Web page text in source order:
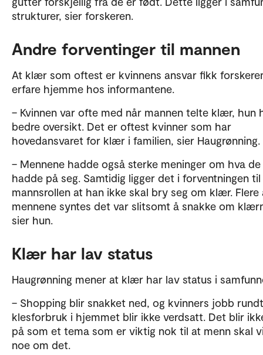
strukturer, sier forskeren.
Andre forventinger til mannen
At klær som oftest er kvinnens ansvar fikk
erfare hjemme hos informantene.
– Kvinnen var ofte med når mannen telte klær, hun
bedre oversikt. Det er oftest kvinner som har
hovedansvaret for klær i familien, sier Haugrønning.
– Mennene hadde også sterke meninger om hva de
hadde på seg. Samtidig ligger det i forventningen til
mannsrollen at han ikke skal bry seg om klær. Flere
mennene syntes det var slitsomt å snakke om
sier hun.
Klær har lav status
Haugrønning mener at klær har lav status i
– Shopping blir snakket ned, og kvinners jobb rundt
klesforbruk i hjemmet blir ikke verdsatt. Det blir
på som et tema som er viktig nok til at menn skal
noe om det.